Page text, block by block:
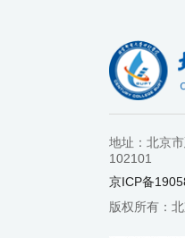
地址：北京
102101
京ICP备
版权所有：